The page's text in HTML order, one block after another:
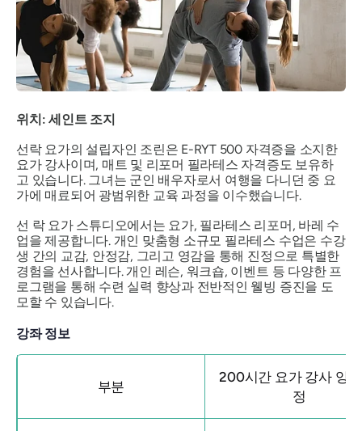
위치: 세인트 조지
선락 요가의 설립자인 조린은 E-RYT 500 자격증을 소지한
요가 강사이며, 매트 및 리포머 필라테스 자격증도 보유하
고 있습니다. 그녀는 군인 배우자로서 여행을 다니던 중 요
가에 매료되어 광범위한 교육 과정을 이수했습니다.
선 락 요가 스튜디오에서는 요가, 필라테스 리포머, 바레 수
업을 제공합니다. 개인 맞춤형 소규모 필라테스 수업은 수강
생 간의 교감, 안정감, 그리고 영감을 통해 진정으로 특별한
경험을 선사합니다. 개인 레슨, 워크숍, 이벤트 등 다양한 프
로그램을 통해 수련 실력 향상과 전반적인 웰빙 증진을 도
모할 수 있습니다.
강좌 정보
부분
200시간 요가 강사 양
정